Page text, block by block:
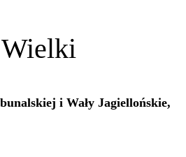
i Wały Jagiellońskie,